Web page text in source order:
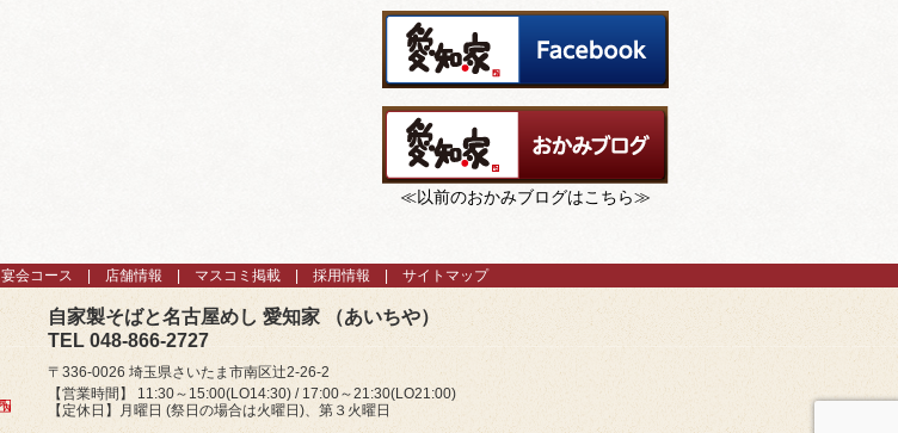
≪以前のおかみブログはこちら≫
宴会コース 店舗情報 マスコミ掲載 採用情報 サイトマップ
自家製そばと名古屋めし 愛知家 （あいちや）
TEL 048-866-2727
〒336-0026 埼玉県さいたま市南区辻2-26-2
【営業時間】 11:30～15:00(LO14:30) / 17:00～21:30(LO21:00)
【定休日】月曜日 (祭日の場合は火曜日)、第３火曜日